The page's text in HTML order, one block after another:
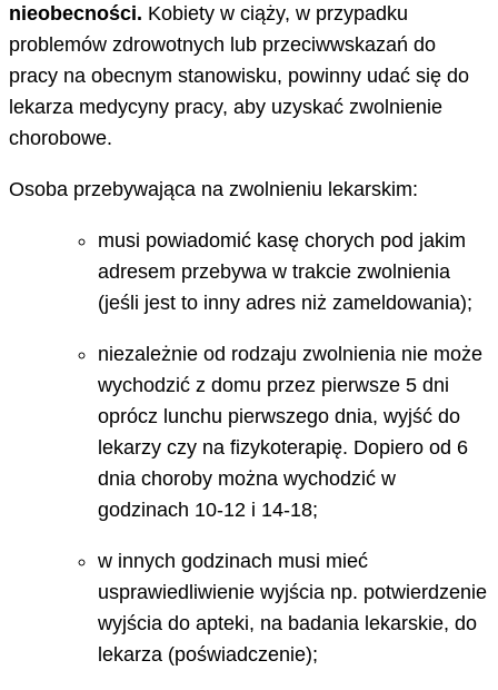
nieobecności. Kobiety w ciąży, w przypadku
problemów zdrowotnych lub przeciwwskazań do
pracy na obecnym stanowisku, powinny udać się do
lekarza medycyny pracy, aby uzyskać zwolnienie
chorobowe.
Osoba przebywająca na zwolnieniu lekarskim:
musi powiadomić kasę chorych pod jakim
adresem przebywa w trakcie zwolnienia
(jeśli jest to inny adres niż zameldowania);
niezależnie od rodzaju zwolnienia nie może
wychodzić z domu przez pierwsze 5 dni
oprócz lunchu pierwszego dnia, wyjść do
lekarzy czy na fizykoterapię. Dopiero od 6
dnia choroby można wychodzić w
godzinach 10-12 i 14-18;
w innych godzinach musi mieć
usprawiedliwienie wyjścia np. potwierdzenie
wyjścia do apteki, na badania lekarskie, do
lekarza (poświadczenie);